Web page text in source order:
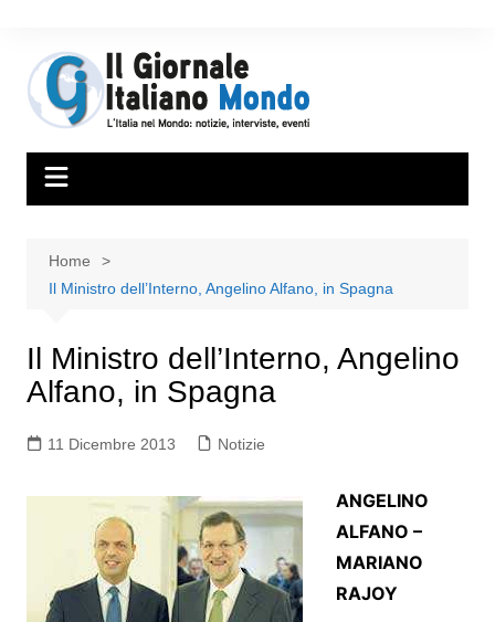
Home
Il Ministro dell’Interno, Angelino Alfano, in Spagna
Il Ministro dell’Interno, Angelino
Alfano, in Spagna
11 Dicembre 2013 Notizie
ANGELINO
ALFANO –
MARIANO
RAJOY